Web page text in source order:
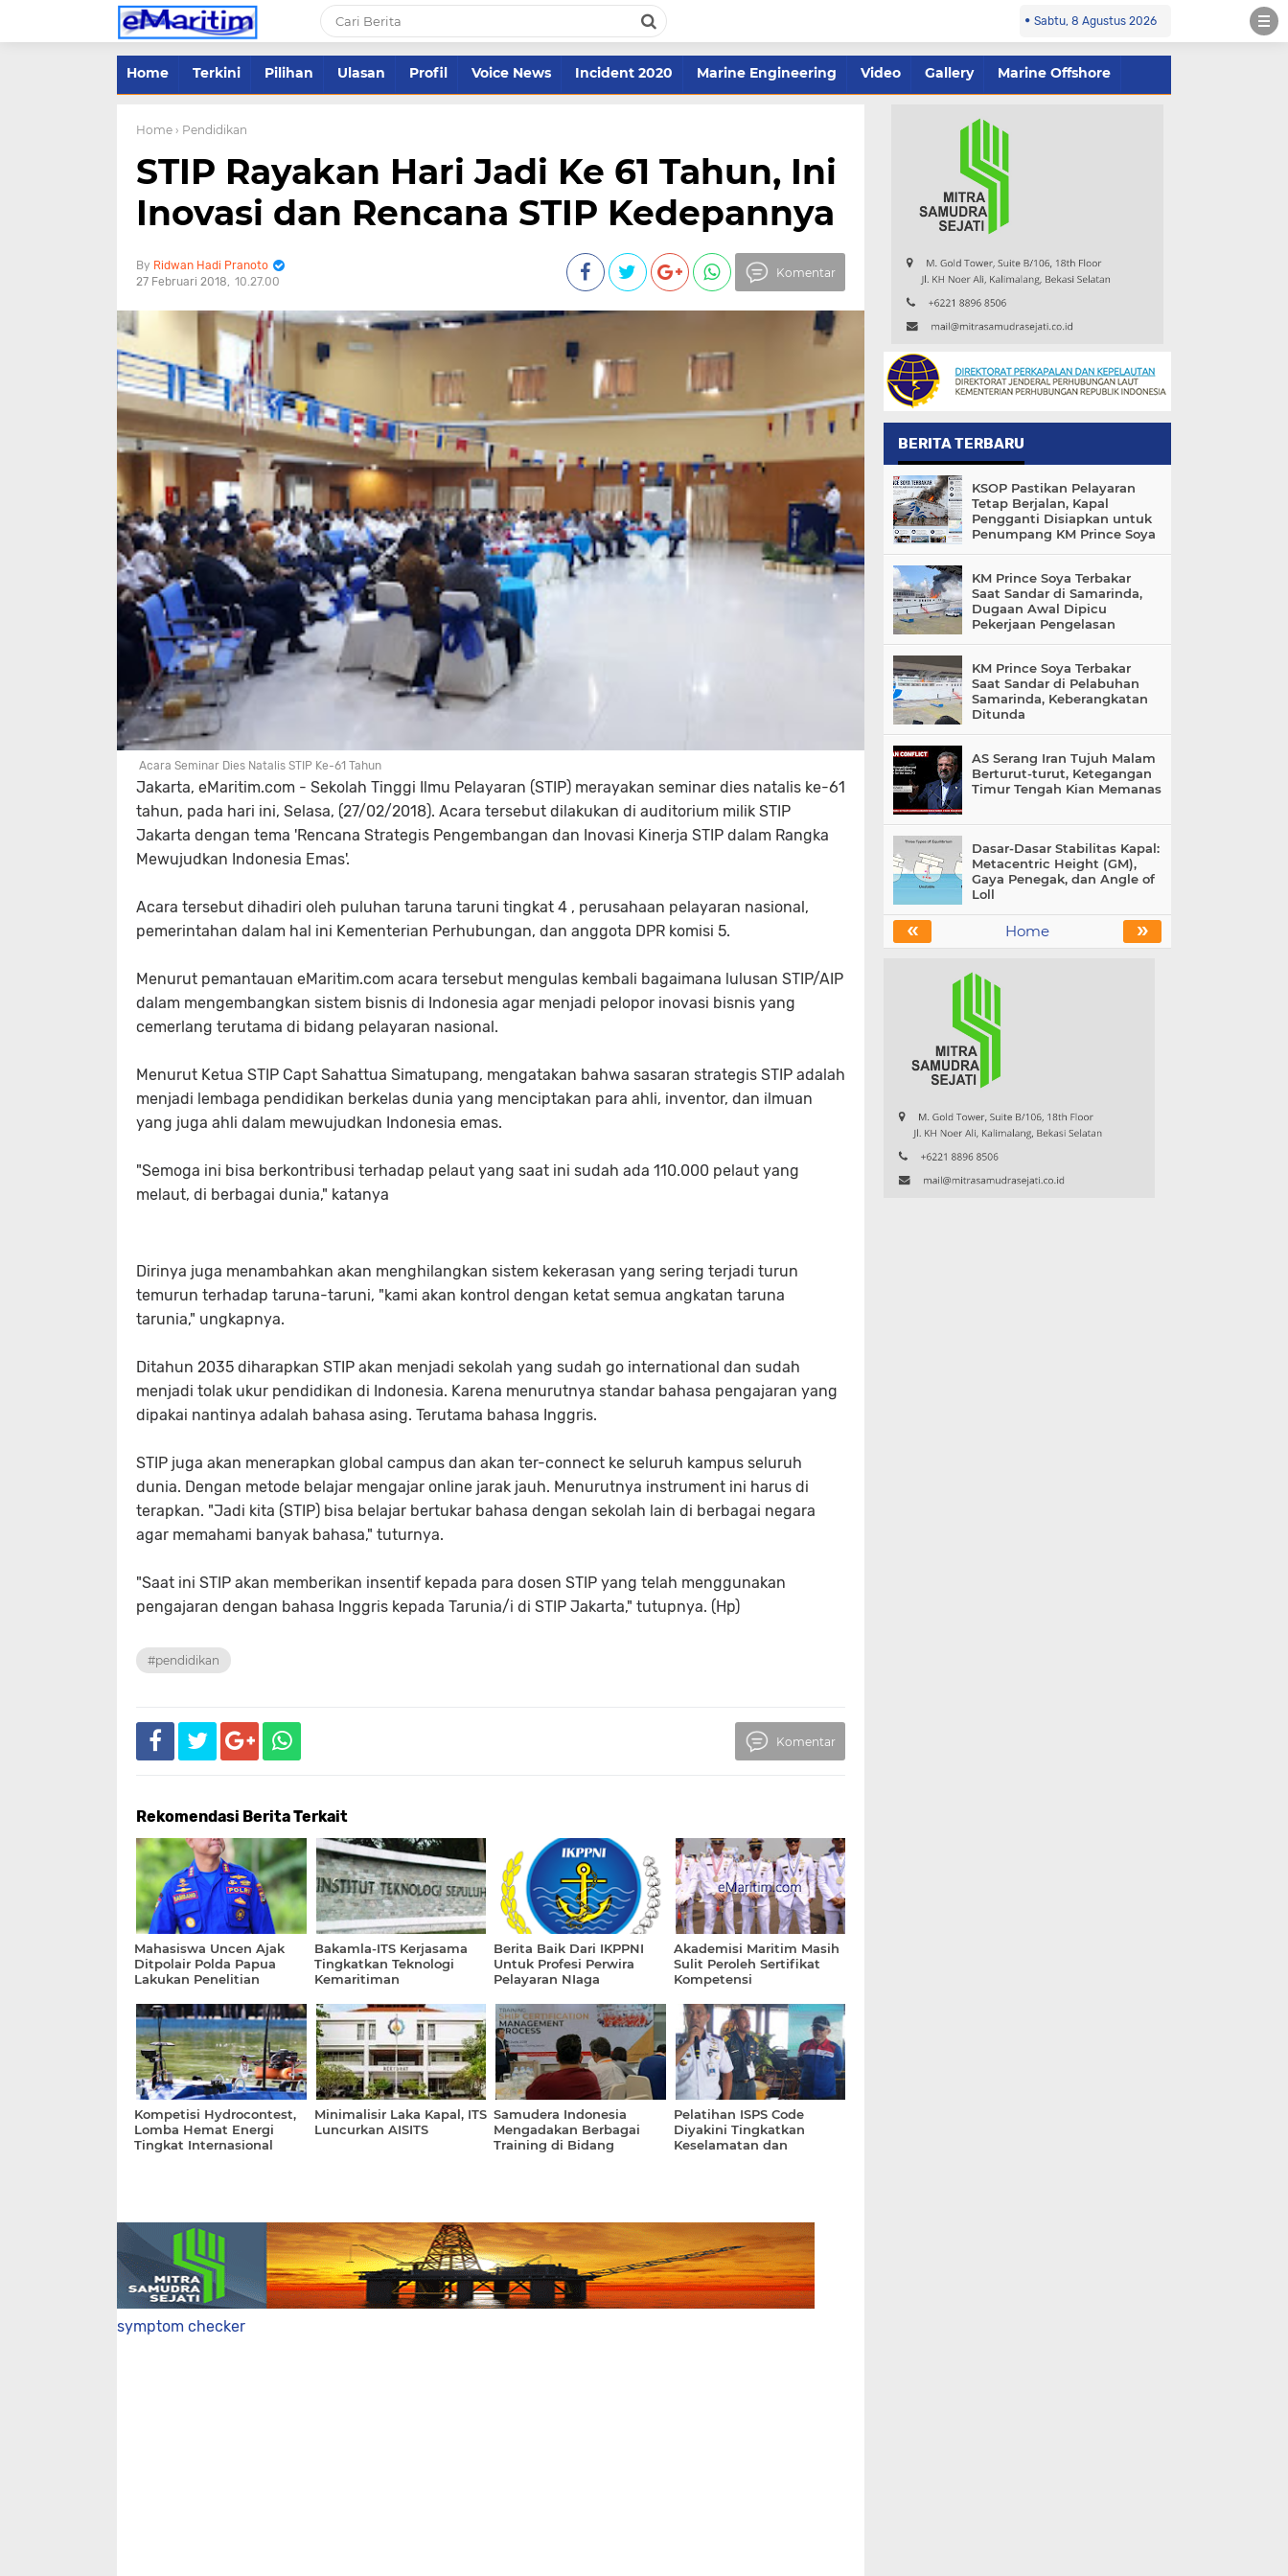
Sabtu, 8 Agustus 2026
Home Terkini Pilihan Ulasan Profil Voice News Incident 2020 Marine Engineering Video Gallery Marine Offshore
Home › Pendidikan
STIP Rayakan Hari Jadi Ke 61 Tahun, Ini
Inovasi dan Rencana STIP Kedepannya
Ridwan Hadi Pranoto
27 Februari 2018
10.27.00
Komentar
Acara Seminar Dies Natalis STIP Ke-61 Tahun
Jakarta, eMaritim.com - Sekolah Tinggi Ilmu Pelayaran (STIP) merayakan seminar dies natalis ke-61
tahun, pada hari ini, Selasa, (27/02/2018). Acara tersebut dilakukan di auditorium milik STIP
Jakarta dengan tema 'Rencana Strategis Pengembangan dan Inovasi Kinerja STIP dalam Rangka
Mewujudkan Indonesia Emas'.
Acara tersebut dihadiri oleh puluhan taruna taruni tingkat 4 , perusahaan pelayaran nasional,
pemerintahan dalam hal ini Kementerian Perhubungan, dan anggota DPR komisi 5.
Menurut pemantauan eMaritim.com acara tersebut mengulas kembali bagaimana lulusan STIP/AIP
dalam mengembangkan sistem bisnis di Indonesia agar menjadi pelopor inovasi bisnis yang
cemerlang terutama di bidang pelayaran nasional.
Menurut Ketua STIP Capt Sahattua Simatupang, mengatakan bahwa sasaran strategis STIP adalah
menjadi lembaga pendidikan berkelas dunia yang menciptakan para ahli, inventor, dan ilmuan
yang juga ahli dalam mewujudkan Indonesia emas.
"Semoga ini bisa berkontribusi terhadap pelaut yang saat ini sudah ada 110.000 pelaut yang
melaut, di berbagai dunia," katanya
Dirinya juga menambahkan akan menghilangkan sistem kekerasan yang sering terjadi turun
temurun terhadap taruna-taruni, "kami akan kontrol dengan ketat semua angkatan taruna
tarunia," ungkapnya.
Ditahun 2035 diharapkan STIP akan menjadi sekolah yang sudah go international dan sudah
menjadi tolak ukur pendidikan di Indonesia. Karena menurutnya standar bahasa pengajaran yang
dipakai nantinya adalah bahasa asing. Terutama bahasa Inggris.
STIP juga akan menerapkan global campus dan akan ter-connect ke seluruh kampus seluruh
dunia. Dengan metode belajar mengajar online jarak jauh. Menurutnya instrument ini harus di
terapkan. "Jadi kita (STIP) bisa belajar bertukar bahasa dengan sekolah lain di berbagai negara
agar memahami banyak bahasa," tuturnya.
"Saat ini STIP akan memberikan insentif kepada para dosen STIP yang telah menggunakan
pengajaran dengan bahasa Inggris kepada Tarunia/i di STIP Jakarta," tutupnya. (Hp)
#pendidikan
Komentar
Rekomendasi Berita Terkait
Mahasiswa Uncen Ajak
Ditpolair Polda Papua
Lakukan Penelitian
Bakamla-ITS Kerjasama
Tingkatkan Teknologi
Kemaritiman
Berita Baik Dari IKPPNI
Untuk Profesi Perwira
Pelayaran NIaga
Akademisi Maritim Masih
Sulit Peroleh Sertifikat
Kompetensi
Kompetisi Hydrocontest,
Lomba Hemat Energi
Tingkat Internasional
Minimalisir Laka Kapal, ITS
Luncurkan AISITS
Samudera Indonesia
Mengadakan Berbagai
Training di Bidang
Pelatihan ISPS Code
Diyakini Tingkatkan
Keselamatan dan
symptom checker
BERITA TERBARU
KSOP Pastikan Pelayaran
Tetap Berjalan, Kapal
Pengganti Disiapkan untuk
Penumpang KM Prince Soya
KM Prince Soya Terbakar
Saat Sandar di Samarinda,
Dugaan Awal Dipicu
Pekerjaan Pengelasan
KM Prince Soya Terbakar
Saat Sandar di Pelabuhan
Samarinda, Keberangkatan
Ditunda
AS Serang Iran Tujuh Malam
Berturut-turut, Ketegangan
Timur Tengah Kian Memanas
Dasar-Dasar Stabilitas Kapal:
Metacentric Height (GM),
Gaya Penegak, dan Angle of
Loll
« »
Home